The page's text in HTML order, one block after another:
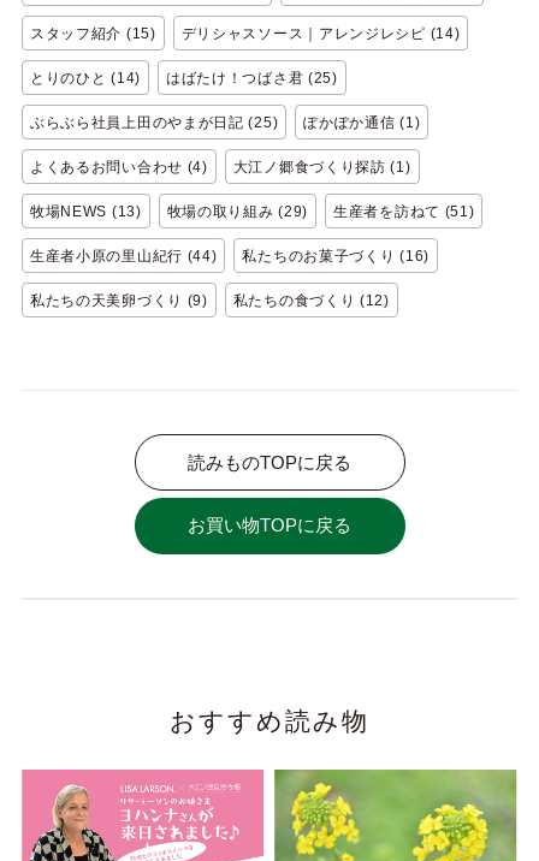
スタッフ紹介 (15) デリシャスソース｜アレンジレシピ (14)
とりのひと (14) はばたけ！つばさ君 (25)
ぶらぶら社員上田のやまが日記 (25) ぽかぽか通信 (1)
よくあるお問い合わせ (4) 大江ノ郷食づくり探訪 (1)
牧場NEWS (13) 牧場の取り組み (29) 生産者を訪ねて (51)
生産者小原の里山紀行 (44) 私たちのお菓子づくり (16)
私たちの天美卵づくり (9) 私たちの食づくり (12)
読みものTOPに戻る
お買い物TOPに戻る
おすすめ読み物